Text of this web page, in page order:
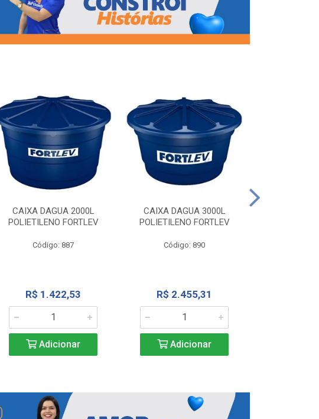
CAIXA DAGUA 2000L
POLIETILENO FORTLEV
Código: 887
R$ 1.422,53
Adicionar
CAIXA DAGUA 3000L
POLIETILENO FORTLEV
Código: 890
R$ 2.455,31
Adicionar